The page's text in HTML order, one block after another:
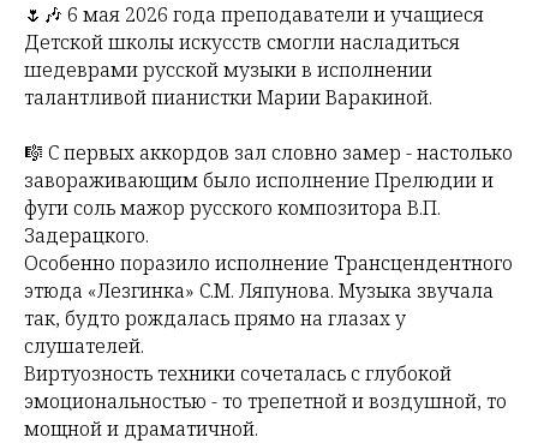
🌷🎶 6 мая 2026 года преподаватели и учащиеся
Детской школы искусств смогли насладиться
шедеврами русской музыки в исполнении
талантливой пианистки Марии Варакиной.
🎼 С первых аккордов зал словно замер - настолько
завораживающим было исполнение Прелюдии и
фуги соль мажор русского композитора В.П.
Задерацкого.
Особенно поразило исполнение Трансцендентного
этюда «Лезгинка» С.М. Ляпунова. Музыка звучала
так, будто рождалась прямо на глазах у
слушателей.
Виртуозность техники сочеталась с глубокой
эмоциональностью - то трепетной и воздушной, то
мощной и драматичной.